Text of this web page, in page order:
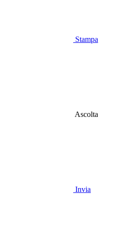
Stampa
Ascolta
Invia